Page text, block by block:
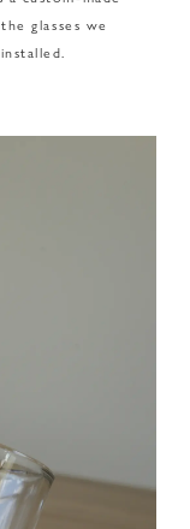
glasses we